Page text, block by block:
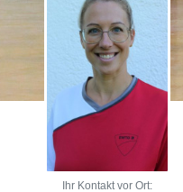
Ihr Kontakt vor Ort: